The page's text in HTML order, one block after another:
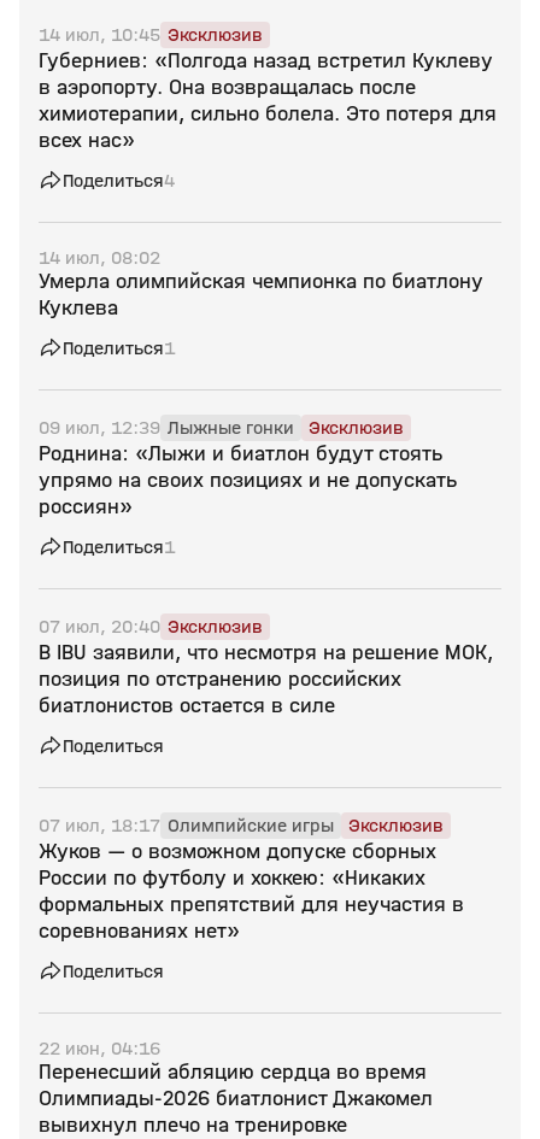
14 июл, 10:45 Эксклюзив
Губерниев: «Полгода назад встретил Куклеву
в аэропорту. Она возвращалась после
химиотерапии, сильно болела. Это потеря для
всех нас»
Поделиться4
14 июл, 08:02
Умерла олимпийская чемпионка по биатлону
Куклева
Поделиться1
09 июл, 12:39 Лыжные гонки Эксклюзив
Роднина: «Лыжи и биатлон будут стоять
упрямо на своих позициях и не допускать
россиян»
Поделиться1
07 июл, 20:40 Эксклюзив
В IBU заявили, что несмотря на решение МОК,
позиция по отстранению российских
биатлонистов остается в силе
Поделиться
07 июл, 18:17 Олимпийские игры Эксклюзив
Жуков — о возможном допуске сборных
России по футболу и хоккею: «Никаких
формальных препятствий для неучастия в
соревнованиях нет»
Поделиться
22 июн, 04:16
Перенесший абляцию сердца во время
Олимпиады‑2026 биатлонист Джакомел
вывихнул плечо на тренировке